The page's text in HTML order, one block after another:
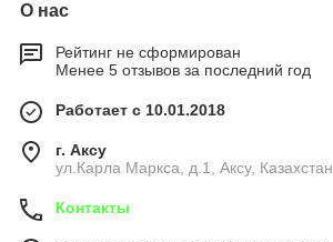
О нас
Рейтинг не сформирован
Менее 5 отзывов за последний год
Работает с 10.01.2018
г. Аксу
ул.Карла Маркса, д.1, Аксу, Казахстан
Контакты